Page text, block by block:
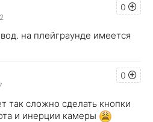
0
на плейграунде имеется
0
так сложно сделать кнопки
и инерции камеры